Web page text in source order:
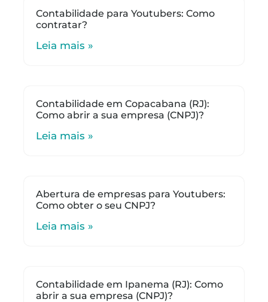
Contabilidade para Youtubers: Como
contratar?
Leia mais »
Contabilidade em Copacabana (RJ):
Como abrir a sua empresa (CNPJ)?
Leia mais »
Abertura de empresas para Youtubers:
Como obter o seu CNPJ?
Leia mais »
Contabilidade em Ipanema (RJ): Como
abrir a sua empresa (CNPJ)?